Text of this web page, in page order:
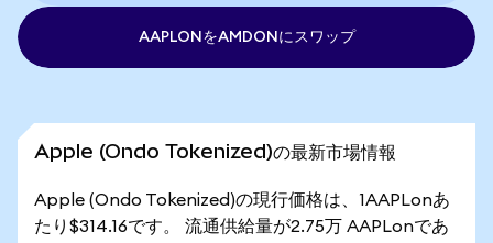
AAPLONをAMDONにスワップ
Apple (Ondo Tokenized)の最新市場情報
Apple (Ondo Tokenized)の現行価格は、1AAPLonあ
たり$314.16です。 流通供給量が2.75万 AAPLonであ